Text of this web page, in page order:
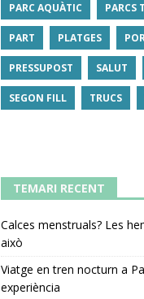
PARC AQUÀTIC PARCS
PART PLATGES
PRESSUPOST SALUT
SEGON FILL TRUCS
TEMARI RECENT
Calces menstruals? Les
això
Viatge en tren nocturn a
experiència